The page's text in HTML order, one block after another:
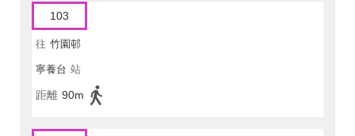
103
往 竹園邨
寧養台 站
距離 90m